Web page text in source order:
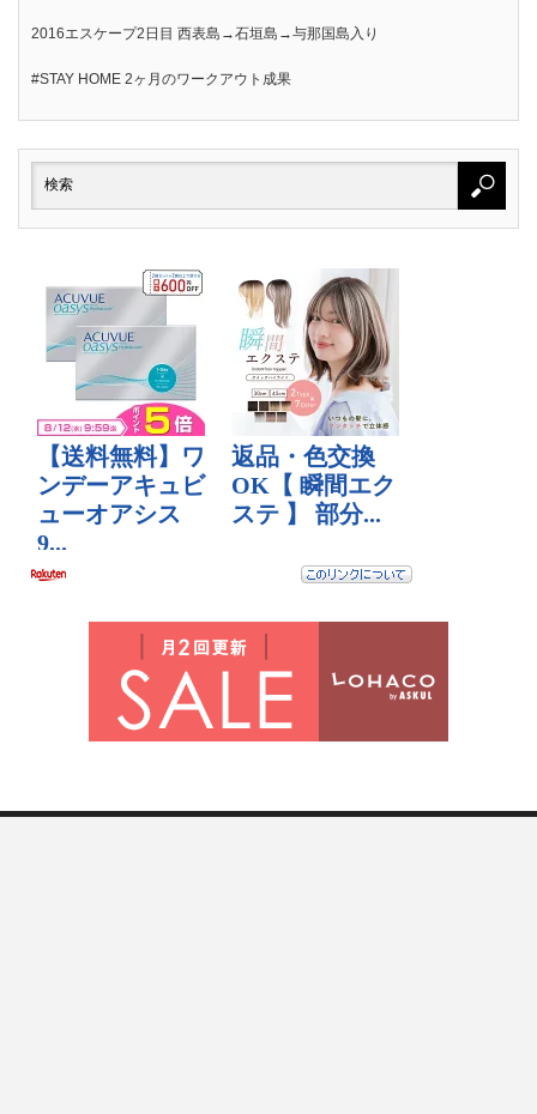
2016エスケープ2日目 西表島→石垣島→与那国島入り
#STAY HOME 2ヶ月のワークアウト成果